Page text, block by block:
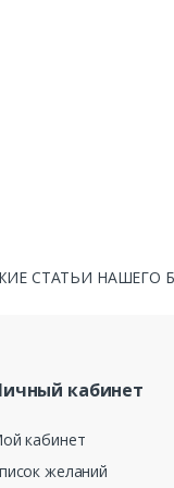
СТАТЬИ НАШЕГО
кабинет
кабинет
желаний